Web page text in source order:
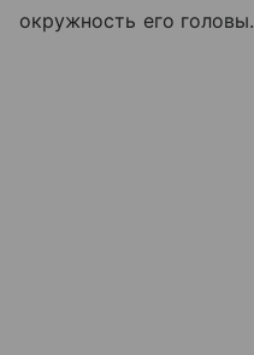
окружность его головы.